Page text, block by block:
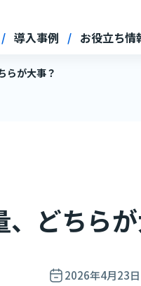
導入事例 お役立ち情
らが大事？
どちらが
2026年4月23日